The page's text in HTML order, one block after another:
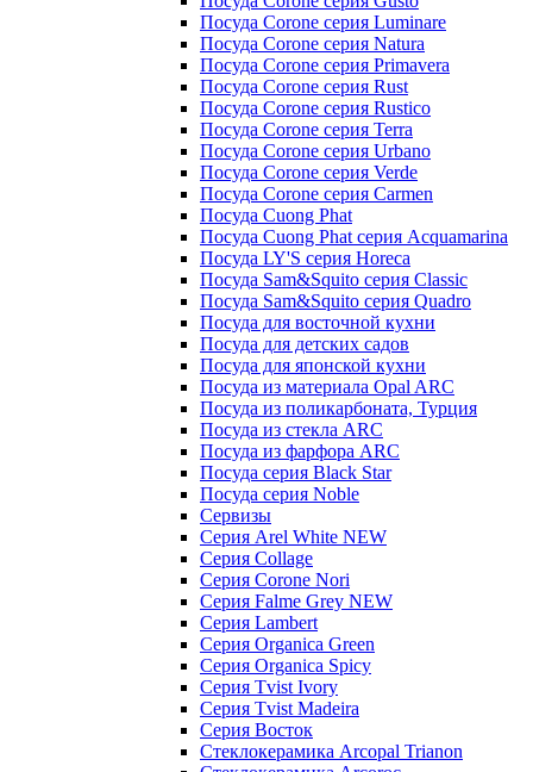
Посуда Corone серия Luminare
Посуда Corone серия Natura
Посуда Corone серия Primavera
Посуда Corone серия Rust
Посуда Corone серия Rustico
Посуда Corone серия Terra
Посуда Corone серия Urbano
Посуда Corone серия Verde
Посуда Corone серия Сarmen
Посуда Cuong Phat
Посуда Cuong Phat серия Acquamarina
Посуда LY'S серия Horeca
Посуда Sam&Squito серия Classic
Посуда Sam&Squito серия Quadro
Посуда для восточной кухни
Посуда для детских садов
Посуда для японской кухни
Посуда из материала Opal ARC
Посуда из поликарбоната, Турция
Посуда из стекла ARC
Посуда из фарфора ARC
Посуда серия Black Star
Посуда серия Noble
Сервизы
Серия Arel White NEW
Серия Collage
Серия Corone Nori
Серия Falme Grey NEW
Серия Lambert
Серия Organica Green
Серия Organica Spicy
Серия Tvist Ivory
Серия Tvist Madeira
Серия Восток
Стеклокерамика Arcopal Trianon